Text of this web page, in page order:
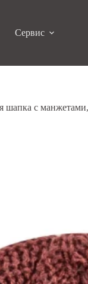
Сервис
шапка с